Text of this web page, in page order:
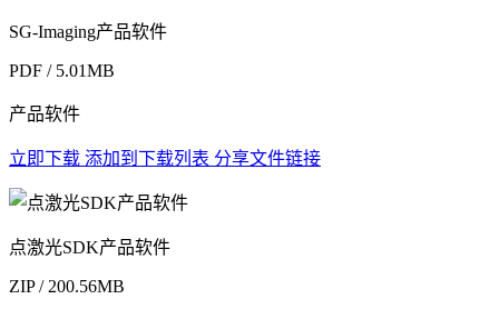
SG-Imaging产品软件
PDF / 5.01MB
产品软件
立即下载 添加到下载列表 分享文件链接
点激光SDK产品软件
ZIP / 200.56MB